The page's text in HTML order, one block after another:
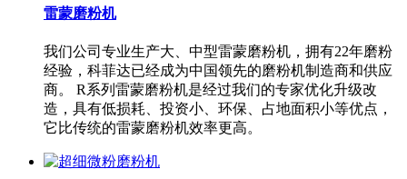
雷蒙磨粉机
我们公司专业生产大、中型雷蒙磨粉机，拥有22年磨粉
经验，科菲达已经成为中国领先的磨粉机制造商和供应
商。 R系列雷蒙磨粉机是经过我们的专家优化升级改
造，具有低损耗、投资小、环保、占地面积小等优点，
它比传统的雷蒙磨粉机效率更高。